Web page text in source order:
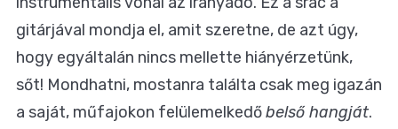
gitárjával mondja el, amit szeretne, de azt úgy,
hogy egyáltalán nincs mellette hiányérzetünk,
sőt! Mondhatni, mostanra találta csak meg igazán
a saját, műfajokon felülemelkedőbelső hangját.